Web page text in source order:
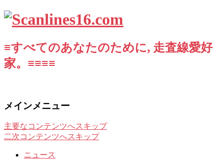
≡すべてのあなたのために, 走査線愛好
家。≡≡≡≡
メインメニュー
主要なコンテンツへスキップ
二次コンテンツへスキップ
ニュース